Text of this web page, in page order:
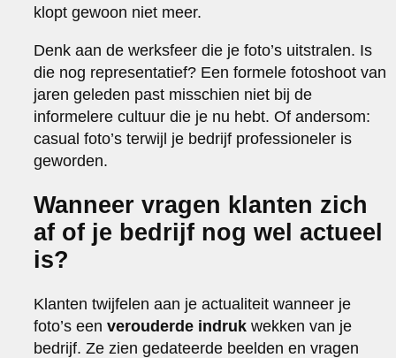
klopt gewoon niet meer.
Denk aan de werksfeer die je foto’s uitstralen. Is
die nog representatief? Een formele fotoshoot van
jaren geleden past misschien niet bij de
informelere cultuur die je nu hebt. Of andersom:
casual foto’s terwijl je bedrijf professioneler is
geworden.
Wanneer vragen klanten zich
af of je bedrijf nog wel actueel
is?
Klanten twijfelen aan je actualiteit wanneer je
foto’s eenverouderde indruk wekken van je
bedrijf. Ze zien gedateerde beelden en vragen